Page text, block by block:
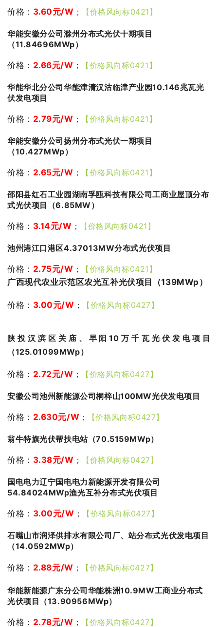
价格： 3.60元/W ； 【价格风向标0421】
华能安徽分公司滁州分布式光伏十期项目
（11.84696MWp）
价格： 2.66元/W ； 【价格风向标0421】
华能华北分公司华能津清汉沽临津产业园10.146兆瓦光
伏发电项目
价格： 2.79元/W ； 【价格风向标0421】
华能安徽分公司扬州分布式光伏一期项目
（10.427MWp）
价格： 2.65元/W ； 【价格风向标0421】
邵阳县红石工业园湖南孚瓯科技有限公司工商业屋顶分布
式光伏项目（6.85MW）
价格： 3.14元/W ； 【价格风向标0421】
池州港江口港区4.37013MW分布式光伏项目
价格： 2.75元/W ；
【价格风向标0421】
广西现代农业示范区农光互补光伏项目（139MWp）
价格： 3.00元/W ； 【价格风向标0427】
陕投汉滨区关庙、早阳10万千瓦光伏发电项目
（125.01099MWp）
价格： 2.72元/W ； 【价格风向标0427】
安徽公司池州新能源公司桐梓山100MW光伏发电项目
价格： 2.630元/W ； 【价格风向标0427】
翁牛特旗光伏帮扶电站（70.5159MWp）
价格： 3.38元/W ； 【价格风向标0427】
国电电力辽宁国电电力新能源开发有限公司
54.84024MWp渔光互补分布式光伏项目
价格： 3.00元/W ； 【价格风向标0427】
石嘴山市润泽供排水有限公司厂、站分布式光伏发电项目
（14.0592MWp）
价格： 2.88元/W ； 【价格风向标0427】
华能新能源广东分公司华能株洲10.9MW工商业分布式
光伏项目（13.90956MWp）
价格： 2.78元/W ； 【价格风向标0427】